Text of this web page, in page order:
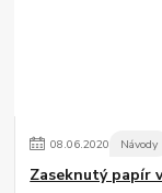
08.06.2020 Návody
Zaseknutý papír